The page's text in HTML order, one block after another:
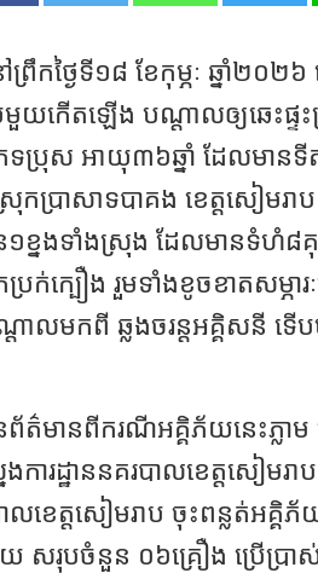
ព្រឹកថ្ងៃទី១៨ ខែកុម្ភៈ ឆ្នាំ២០
កើតឡើង បណ្តាលឲ្យឆេះផ្ទះប្រ
ប្រុស អាយុ៣៦ឆ្នាំ ដែលមានទី
កប្រាសាទបាគង ខេត្តសៀមរ
១ខ្នងទាំងស្រុង ដែលមានទំហំ៨
ក់ក្បឿង រួមទាំងខូចខាតសម្ភា
មកពី ឆ្លងចរន្តអគ្គិសនី ទើប
ត៌មានពីករណីអគ្គិភ័យនេះភ្ល
ការដ្ឋាននគរបាលខេត្តសៀមរ
ាលខេត្តសៀមរាប ចុះពន្លត់អគ្គិ
ភ័យ សរុបចំនួន ០៦គ្រឿង ប្រើ